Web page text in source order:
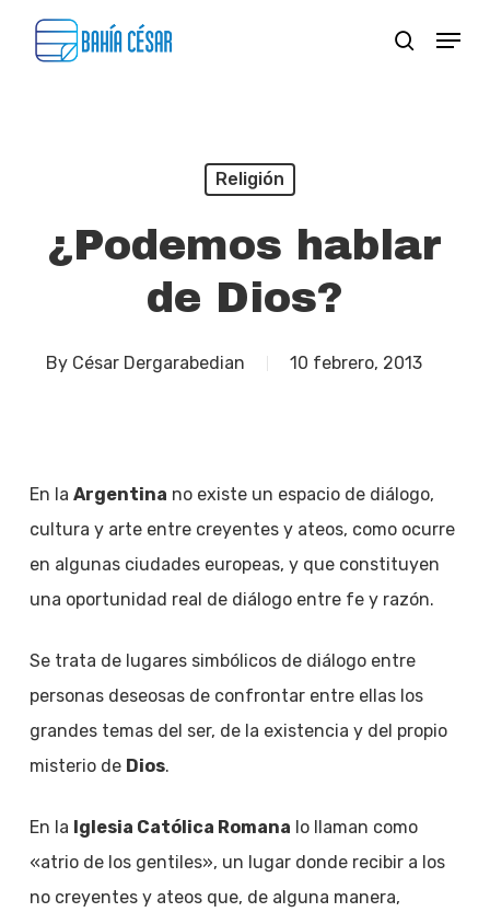
search
Menu
Religión
¿Podemos hablar
de Dios?
By César Dergarabedian 10 febrero, 2013
En la Argentina no existe un espacio de diálogo,
cultura y arte entre creyentes y ateos, como ocurre
en algunas ciudades europeas, y que constituyen
una oportunidad real de diálogo entre fe y razón.
Se trata de lugares simbólicos de diálogo entre
personas deseosas de confrontar entre ellas los
grandes temas del ser, de la existencia y del propio
misterio de Dios.
En la Iglesia Católica Romana lo llaman como
«atrio de los gentiles», un lugar donde recibir a los
no creyentes y ateos que, de alguna manera,